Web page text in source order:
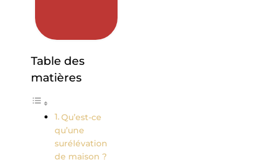
Table des
matières
Qu’est-ce
qu’une
surélévation
de maison ?